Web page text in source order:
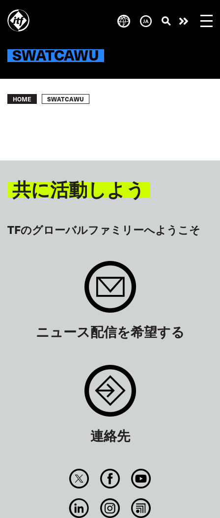
main
SWATCAWU
Take
Breadcrumb
HOME SWATCAWU
共に活動しよう
TFのグローバルファミリーへようこそ
ニュース配信を希望する
連絡先